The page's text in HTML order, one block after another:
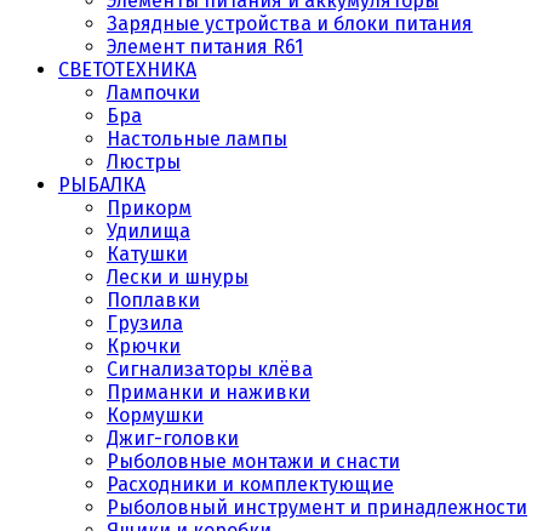
Зарядные устройства и блоки питания
Элемент питания R61
СВЕТОТЕХНИКА
Лампочки
Бра
Настольные лампы
Люстры
РЫБАЛКА
Прикорм
Удилища
Катушки
Лески и шнуры
Поплавки
Грузила
Крючки
Сигнализаторы клёва
Приманки и наживки
Кормушки
Джиг-головки
Рыболовные монтажи и снасти
Расходники и комплектующие
Рыболовный инструмент и принадлежности